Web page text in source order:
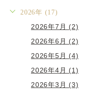
2026年 (17)
2026年7月 (2)
2026年6月 (2)
2026年5月 (4)
2026年4月 (1)
2026年3月 (3)